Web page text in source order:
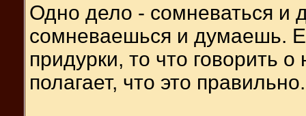
Одно дело - сомневаться и
сомневаешься и думаешь.
придурки, то что говорить
полагает, что это